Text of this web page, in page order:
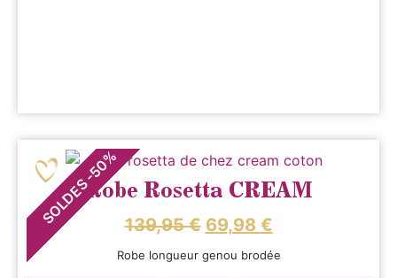
SOLDES
-
50
%
Robe Rosetta CREAM
139,95€ 69,98 €
Robe longueur genou brodée